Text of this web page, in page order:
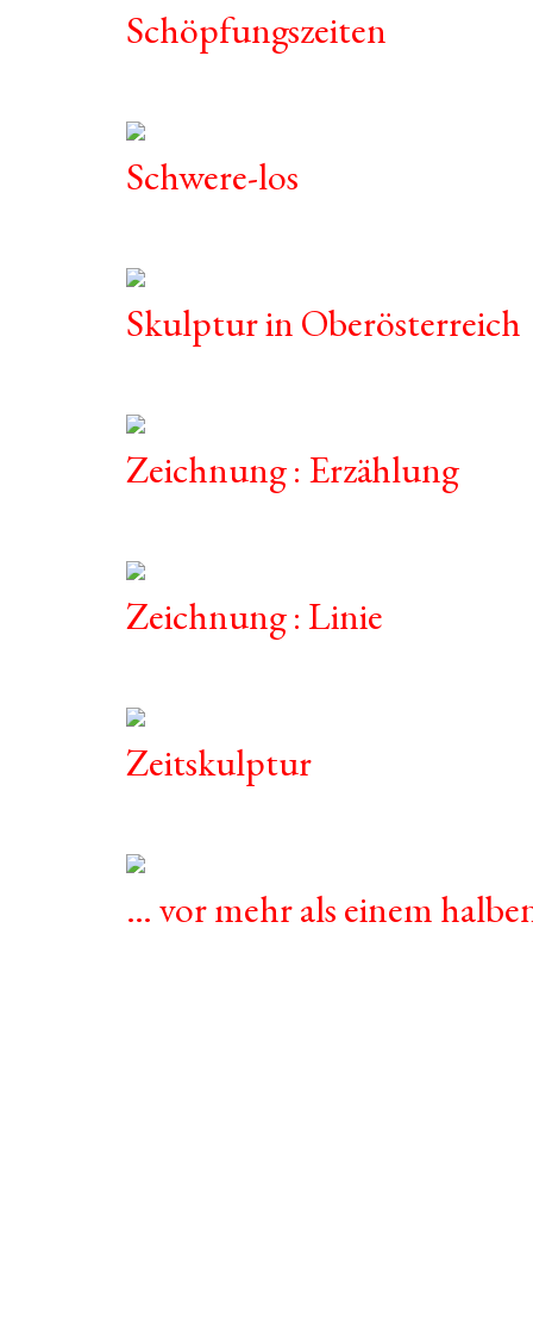
Schöpfungszeiten
Schwere-los
Skulptur in Oberösterreich
Zeichnung : Erzählung
Zeichnung : Linie
Zeitskulptur
… vor mehr als einem